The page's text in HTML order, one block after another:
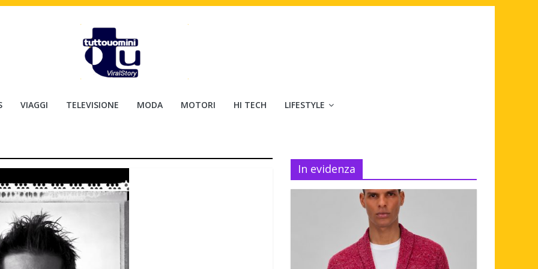
VIAGGI TELEVISIONE MODA MOTORI HI TECH LIFESTYLE
In evidenza